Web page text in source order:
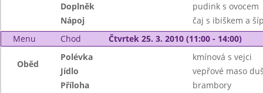
Doplněk
pudink s ovocem
Nápoj
čaj s ibiškem a
Menu
Chod Čtvrtek 25. 3. 2010 (11:00 - 14:00)
Oběd
Polévka
kmínová s vejci
Jídlo
vepřové maso
Příloha
brambory